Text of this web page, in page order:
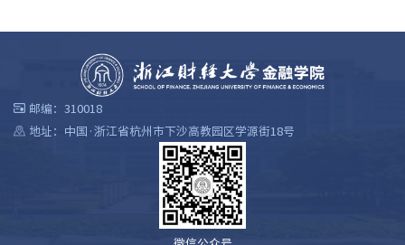
邮编：310018
地址：中国·浙江省杭州市下沙高教园区学源街18号